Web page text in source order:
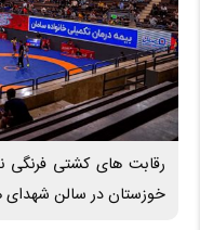
رقابت های کشتی فرنگی
خوزستان در سالن شهدای